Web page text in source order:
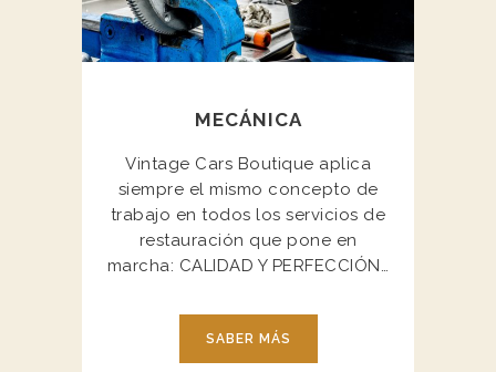
MECÁNICA
Vintage Cars Boutique aplica
siempre el mismo concepto de
trabajo en todos los servicios de
restauración que pone en
marcha: CALIDAD Y PERFECCIÓN…
SABER MÁS